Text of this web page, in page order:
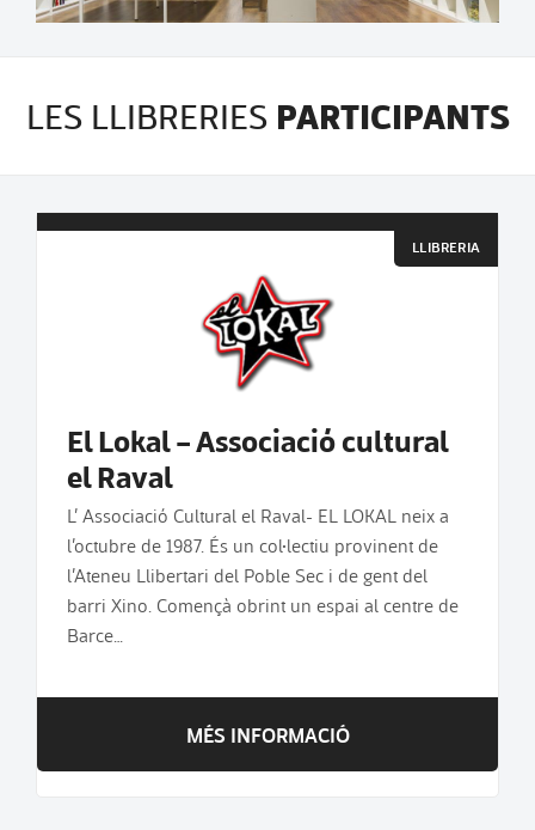
LES LLIBRERIES PARTICIPANTS
El Lokal – Associació cultural
el Raval
L’ Associació Cultural el Raval- EL LOKAL neix a
l’octubre de 1987. És un col·lectiu provinent de
l’Ateneu Llibertari del Poble Sec i de gent del
barri Xino. Començà obrint un espai al centre de
Barce…
LLIBRERIA
MÉS INFORMACIÓ